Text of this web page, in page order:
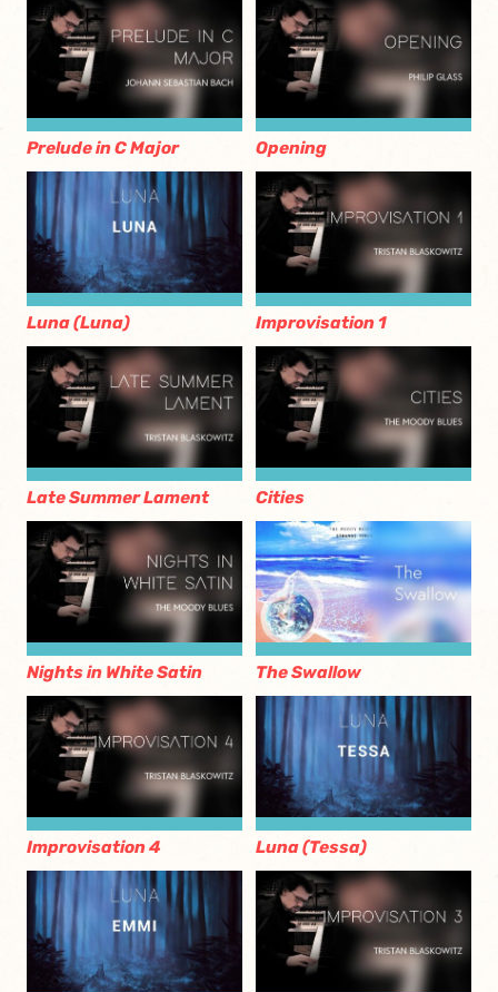
Prelude in C Major Opening
Luna (Luna) Improvisation 1
Late Summer Lament Cities
Nights in White Satin The Swallow
Improvisation 4 Luna (Tessa)